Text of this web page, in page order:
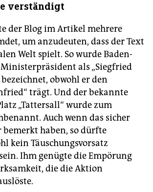
verständigt
der Blog im Artikel mehrere
um anzudeuten, dass der Text
Welt spielt. So wurde Baden-
als „Siegfried
obwohl er den
trägt. Und der bekannte
„Tattersall“ wurde zum
Auch wenn das sicher
bemerkt haben, so dürfte
kein Täuschungsvorsatz
Ihm genügte die Empörung
die die Aktion